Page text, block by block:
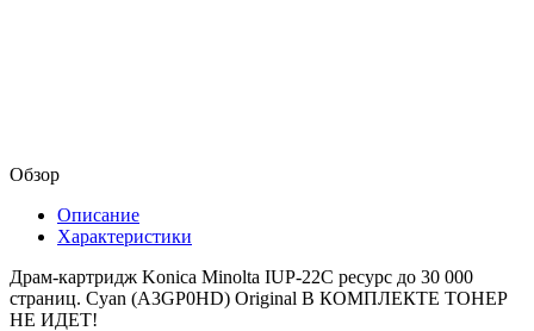
Обзор
Описание
Характеристики
Драм-картридж Konica Minolta IUP-22C ресурс до 30 000
страниц. Cyan (A3GP0HD) Original В КОМПЛЕКТЕ ТОНЕР
НЕ ИДЕТ!